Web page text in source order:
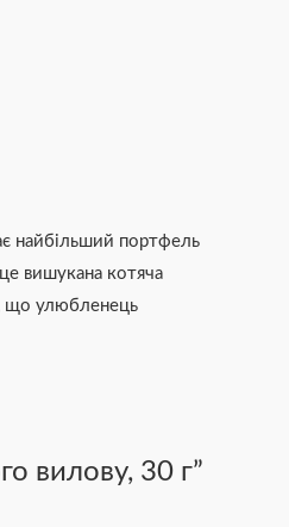
найбільший портфель
вишукана котяча
що улюбленець
вилову, 30 г”